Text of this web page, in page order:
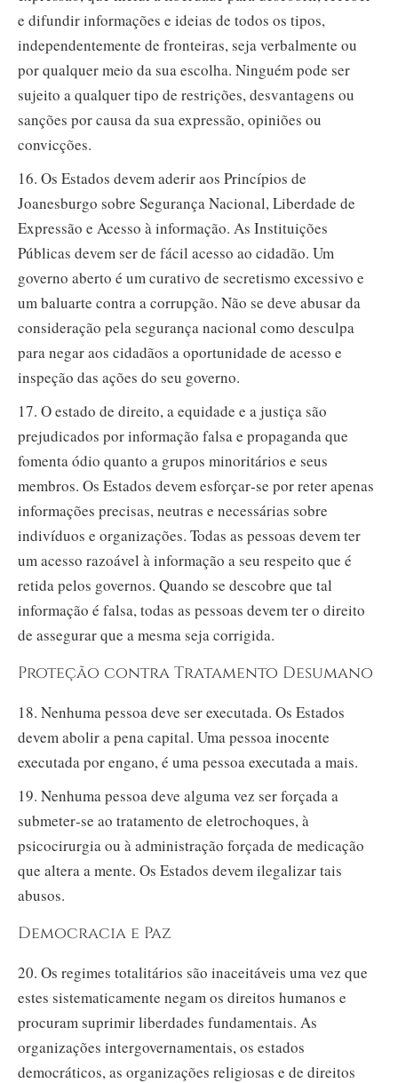
e difundir informações e ideias de todos os tipos,
independentemente de fronteiras, seja verbalmente ou
por qualquer meio da sua escolha. Ninguém pode ser
sujeito a qualquer tipo de restrições, desvantagens ou
sanções por causa da sua expressão, opiniões ou
convicções.
16. Os Estados devem aderir aos Princípios de
Joanesburgo sobre Segurança Nacional, Liberdade de
Expressão e Acesso à informação. As Instituições
Públicas devem ser de fácil acesso ao cidadão. Um
governo aberto é um curativo de secretismo excessivo e
um baluarte contra a corrupção. Não se deve abusar da
consideração pela segurança nacional como desculpa
para negar aos cidadãos a oportunidade de acesso e
inspeção das ações do seu governo.
17. O estado de direito, a equidade e a justiça são
prejudicados por informação falsa e propaganda que
fomenta ódio quanto a grupos minoritários e seus
membros. Os Estados devem esforçar‑se por reter apenas
informações precisas, neutras e necessárias sobre
indivíduos e organizações. Todas as pessoas devem ter
um acesso razoável à informação a seu respeito que é
retida pelos governos. Quando se descobre que tal
informação é falsa, todas as pessoas devem ter o direito
de assegurar que a mesma seja corrigida.
Proteção contra Tratamento Desumano
18. Nenhuma pessoa deve ser executada. Os Estados
devem abolir a pena capital. Uma pessoa inocente
executada por engano, é uma pessoa executada a mais.
19. Nenhuma pessoa deve alguma vez ser forçada a
submeter‑se ao tratamento de eletrochoques, à
psicocirurgia ou à administração forçada de medicação
que altera a mente. Os Estados devem ilegalizar tais
abusos.
Democracia e Paz
20. Os regimes totalitários são inaceitáveis uma vez que
estes sistematicamente negam os direitos humanos e
procuram suprimir liberdades fundamentais. As
organizações intergovernamentais, os estados
democráticos, as organizações religiosas e de direitos